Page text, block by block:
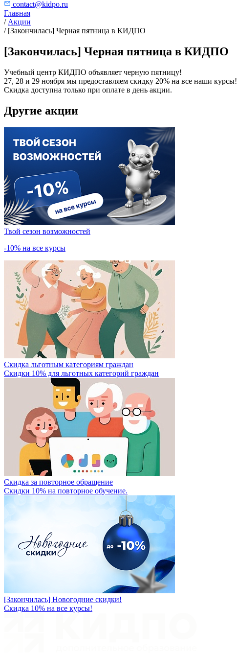
contact@kidpo.ru
Главная
/ Акции
/ [Закончилась] Черная пятница в КИДПО
[Закончилась] Черная пятница в КИДПО
Учебный центр КИДПО объявляет черную пятницу!
27, 28 и 29 ноября мы предоставляем скидку 20% на все наши курсы!
Скидка доступна только при оплате в день акции.
Другие акции
Твой сезон возможностей
-10% на все курсы
Скидка льготным категориям граждан
Скидки 10% для льготных категорий граждан
Скидка за повторное обращение
Скидки 10% на повторное обучение.
[Закончилась] Новогодние скидки!
Скидка 10% на все курсы!